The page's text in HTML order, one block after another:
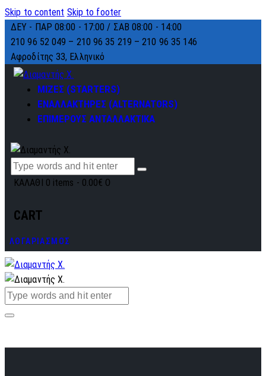
Skip to content Skip to footer
ΔΕΥ - ΠΑΡ 08:00 - 17:00 / ΣΑΒ 08:00 - 14:00
210 96 52 049 – 210 96 35 219 –210 96 35 146
Αφροδίτης 33, Ελληνικό
ΜΙΖΕΣ (STARTERS)
ΕΝΑΛΛΑΚΤΗΡΕΣ (ALTERNATORS)
ΕΠΙΜΕΡΟΥΣ ΑΝΤΑΛΛΑΚΤΙΚΑ
ΚΑΛΑΘΙ 0 items - 0.00€ 0
CART
ΛΟΓΑΡΙΑΣΜΟΣ